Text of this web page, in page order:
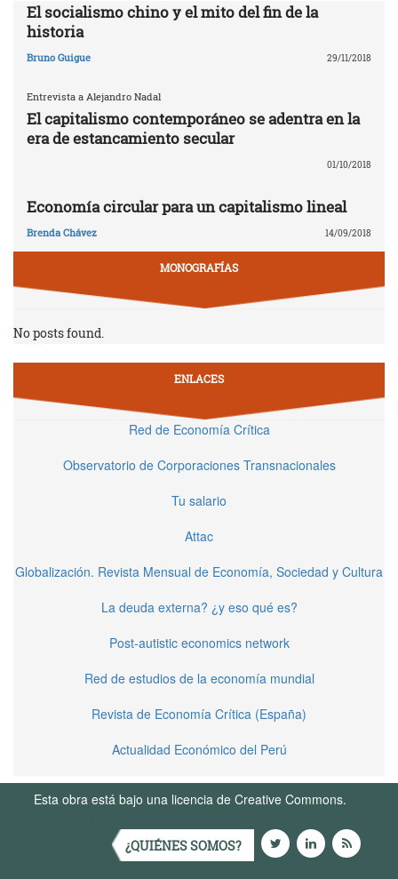
El socialismo chino y el mito del fin de la
historia
Bruno Guigue 29/11/2018
Entrevista a Alejandro Nadal
El capitalismo contemporáneo se adentra en la
era de estancamiento secular
01/10/2018
Economía circular para un capitalismo lineal
Brenda Chávez 14/09/2018
MONOGRAFÍAS
No posts found.
ENLACES
Red de Economía Crítica
Observatorio de Corporaciones Transnacionales
Tu salario
Attac
Globalización. Revista Mensual de Economía, Sociedad y Cultura
La deuda externa? ¿y eso qué es?
Post-autistic economics network
Red de estudios de la economía mundial
Revista de Economía Crítica (España)
Actualidad Económico del Perú
Esta obra está bajo una licencia de Creative Commons.
¿QUIÉNES SOMOS?